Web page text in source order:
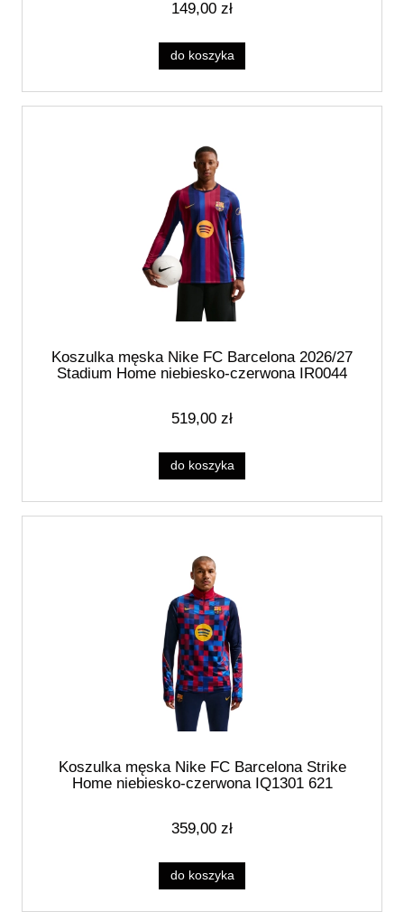
149,00 zł
do koszyka
Koszulka męska Nike FC Barcelona 2026/27
Stadium Home niebiesko-czerwona IR0044
519,00 zł
do koszyka
Koszulka męska Nike FC Barcelona Strike
Home niebiesko-czerwona IQ1301 621
359,00 zł
do koszyka